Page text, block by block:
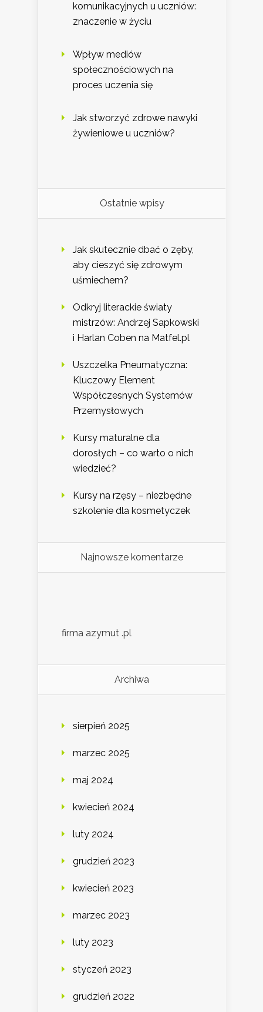
komunikacyjnych u uczniów:
znaczenie w życiu
Wpływ mediów
społecznościowych na
proces uczenia się
Jak stworzyć zdrowe nawyki
żywieniowe u uczniów?
Ostatnie wpisy
Jak skutecznie dbać o zęby,
aby cieszyć się zdrowym
uśmiechem?
Odkryj literackie światy
mistrzów: Andrzej Sapkowski
i Harlan Coben na Matfel.pl
Uszczelka Pneumatyczna:
Kluczowy Element
Współczesnych Systemów
Przemysłowych
Kursy maturalne dla
dorosłych – co warto o nich
wiedzieć?
Kursy na rzęsy – niezbędne
szkolenie dla kosmetyczek
Najnowsze komentarze
firma azymut .pl
Archiwa
sierpień 2025
marzec 2025
maj 2024
kwiecień 2024
luty 2024
grudzień 2023
kwiecień 2023
marzec 2023
luty 2023
styczeń 2023
grudzień 2022